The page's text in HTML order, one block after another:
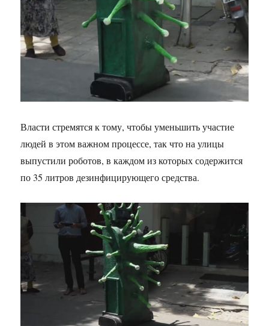
Власти стремятся к тому, чтобы уменьшить участие
людей в этом важном процессе, так что на улицы
выпустили роботов, в каждом из которых содержится
по 35 литров дезинфицирующего средства.